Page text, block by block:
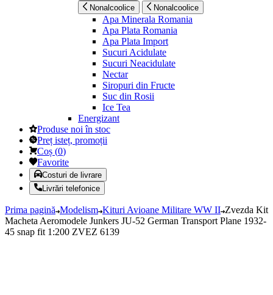
Nonalcoolice Nonalcoolice
Apa Minerala Romania
Apa Plata Romania
Apa Plata Import
Sucuri Acidulate
Sucuri Neacidulate
Nectar
Siropuri din Fructe
Suc din Rosii
Ice Tea
Energizant
Produse noi în stoc
Preț isteț, promoții
Coș (0)
Favorite
Costuri de livrare
Livrări telefonice
Prima pagină Modelism Kituri Avioane Militare WW II Zvezda Kit
Macheta Aeromodele Junkers JU-52 German Transport Plane 1932-
45 snap fit 1:200 ZVEZ 6139